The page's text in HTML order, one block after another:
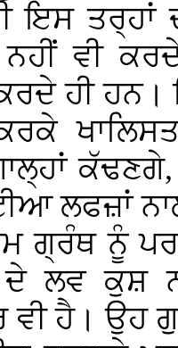
ਇਸ
ਵੀ
ਹੀ
ਲਫਜ਼ਾਂ
ਗ੍ਰੰਥ ਨੂੰ
ਦੇ ਲਵ ਕੁਸ਼
ਵੀ ਹੈ। ਉਹ